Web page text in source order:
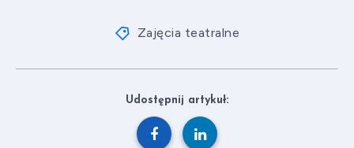
Zajęcia teatralne
Udostępnij artykuł: